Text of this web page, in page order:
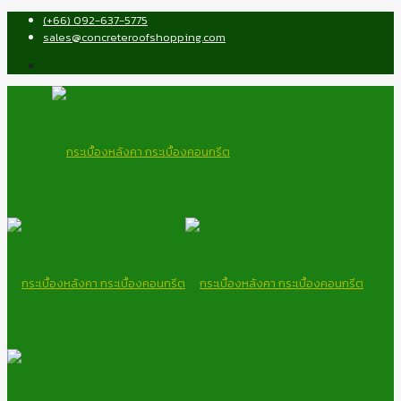
(+66) 092-637-5775
sales@concreteroofshopping.com